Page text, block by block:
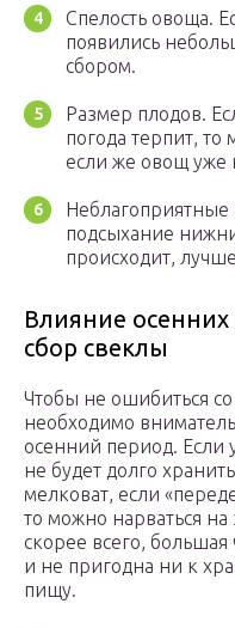
Спелость овоща.
появились
сбором.
Размер плодов.
погода терпит, то
если же овощ уже
подсыхание
происходит,
Влияние
сбор свеклы
Чтобы не ошибиться
необходимо
осенний период. Если
не будет долго
мелковат, если
то можно нарваться
скорее всего, большая
и не пригодна ни к
пищу.